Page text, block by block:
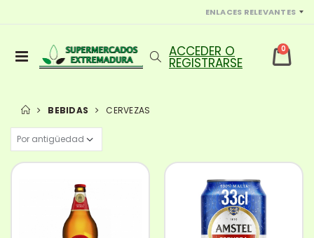
ENLACES RELEVANTES
0
BEBIDAS CERVEZAS